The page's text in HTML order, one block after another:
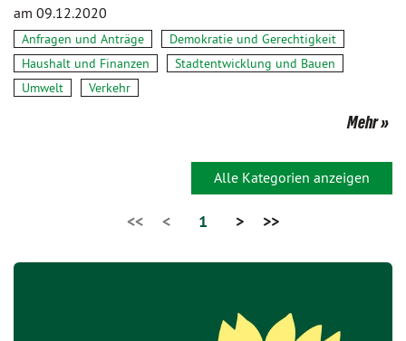
am 09.12.2020
Anfragen und Anträge
Demokratie und Gerechtigkeit
Haushalt und Finanzen
Stadtentwicklung und Bauen
Umwelt
Verkehr
Mehr
Alle Kategorien anzeigen
<< < 1 > >>